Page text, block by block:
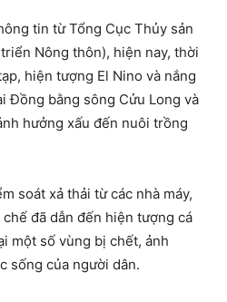
tin từ Tổng Cục Thủy sản
Nông thôn), hiện nay, thời
hiện tượng El Nino và nắng
Đồng bằng sông Cửu Long và
hưởng xấu đến nuôi trồng
soát xả thải từ các nhà máy,
đã dẫn đến hiện tượng cá
một số vùng bị chết, ảnh
sống của người dân.